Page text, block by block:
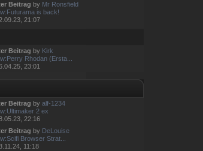
Beitrag by Mr Ronsfield
is back!
21:07
Beitrag by Kirk
Rhodan (Ersta...
23:01
Beitrag by alf-1234
2 ex
22:16
Beitrag by DeLouise
Browser Strat...
11:18